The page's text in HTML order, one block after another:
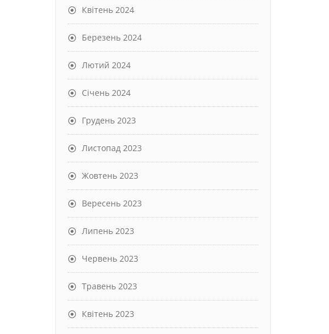
Квітень 2024
Березень 2024
Лютий 2024
Січень 2024
Грудень 2023
Листопад 2023
Жовтень 2023
Вересень 2023
Липень 2023
Червень 2023
Травень 2023
Квітень 2023